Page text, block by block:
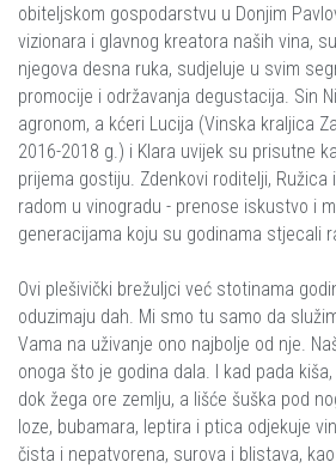
obiteljskom gospodarstvu u Donjim
vizionara i glavnog kreatora naših vina,
njegova desna ruka, sudjeluje u svim
promocije i održavanja degustacija. Sin
agronom, a kćeri Lucija (Vinska kraljica
2016-2018 g.) i Klara uvijek su prisutne
prijema gostiju. Zdenkovi roditelji, Ružica
radom u vinogradu - prenose iskustvo i
generacijama koju su godinama stjecali
Ovi plešivički brežuljci već stotinama
oduzimaju dah. Mi smo tu samo da
Vama na uživanje ono najbolje od nje.
onoga što je godina dala. I kad pada
dok žega ore zemlju, a lišće šuška pod
loze, bubamara, leptira i ptica odjekuje
čista i nepatvorena, surova i blistava,